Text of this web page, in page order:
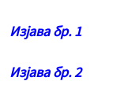
Изјава бр. 1
Изјава бр. 2